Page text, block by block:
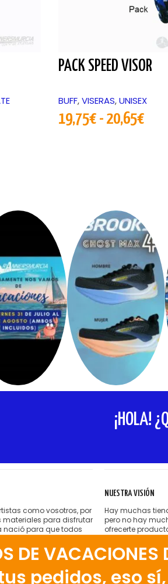
DE
pedidos, eso
PACK SPEED VISOR
BUFF, VISERAS, UNISEX
19,75€ - 20,65€
¡HOLA!
como vosotros, por
materiales para disfrutar
nació para que todos
esa ropa,
son tan difíciles
a vuestra
NUESTRA VISIÓN
Hay muchas
pero no hay
ofrecerte
sin pretender
Nos gusta la
nuestra tienda
correcto, bien